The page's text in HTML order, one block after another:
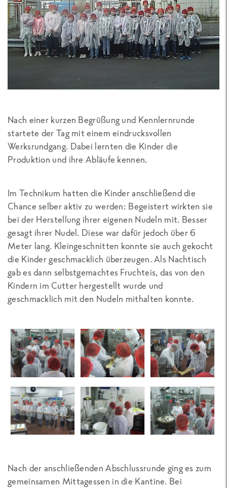
Nach einer kurzen Begrüßung und Kennlernrunde
startete der Tag mit einem eindrucksvollen
Werksrundgang. Dabei lernten die Kinder die
Produktion und ihre Abläufe kennen.
Im Technikum hatten die Kinder anschließend die
Chance selber aktiv zu werden: Begeistert wirkten sie
bei der Herstellung ihrer eigenen Nudeln mit. Besser
gesagt ihrer Nudel. Diese war dafür jedoch über 6
Meter lang. Kleingeschnitten konnte sie auch gekocht
die Kinder geschmacklich überzeugen. Als Nachtisch
gab es dann selbstgemachtes Fruchteis, das von den
Kindern im Cutter hergestellt wurde und
geschmacklich mit den Nudeln mithalten konnte.
Nach der anschließenden Abschlussrunde ging es zum
gemeinsamen Mittagessen in die Kantine. Bei